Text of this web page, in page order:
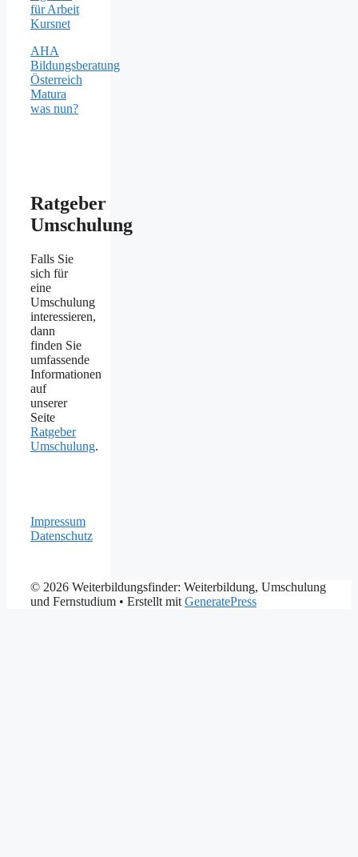
für Arbeit
Kursnet
AHA
Bildungsberatung
Österreich
Matura
was nun?
Ratgeber
Umschulung
Falls Sie
sich für
eine
Umschulung
interessieren,
dann
finden Sie
umfassende
Informationen
auf
unserer
Seite
Ratgeber
Umschulung.
Impressum
Datenschutz
© 2026 Weiterbildungsfinder: Weiterbildung, Umschulung
und Fernstudium • Erstellt mit GeneratePress